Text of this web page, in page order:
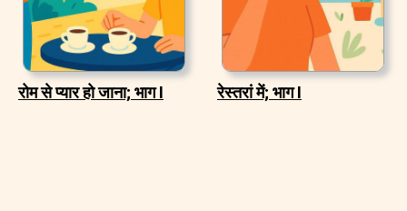
रोम से प्यार हो जाना; भाग I रेस्तरां में; भाग I